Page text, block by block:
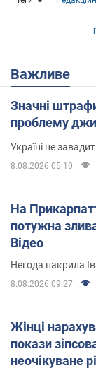
Важливе
Значні
проблему
Україні не
8.08.2026 05:10
На
потужна
Відео
Негода накрила
8.08.2026 09:27
Жінці
покази
неочікуване